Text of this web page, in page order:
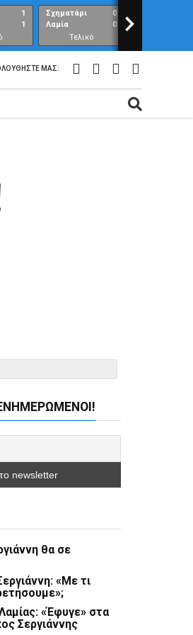
1
1
Σχηματάρι
Λαμία
0
0
Τελικό
αποτέλεσμα
>
ΜΑΣ:
θα σε
«Με τι
«Έφυγε» στα
Σεργιάννης